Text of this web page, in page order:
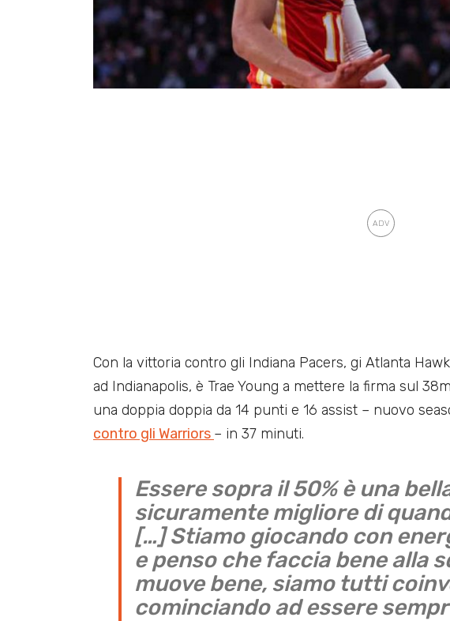
Con la vittoria contro gli Indiana Pacers, gi Atlanta
ad Indianapolis, è Trae Young a mettere la firma sul
una doppia doppia da 14 punti e 16 assist – nuovo
contro gli Warriors – in 37 minuti.
Essere sopra il 50% è una
sicuramente migliore di
[…] Stiamo giocando con
e penso che faccia bene alla
muove bene, siamo tutti
cominciando ad essere